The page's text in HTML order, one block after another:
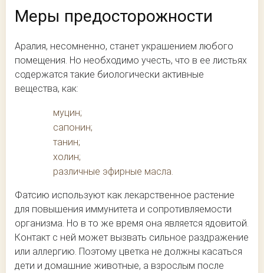
Меры предосторожности
Аралия, несомненно, станет украшением любого
помещения. Но необходимо учесть, что в ее листьях
содержатся такие биологически активные
вещества, как:
муцин;
сапонин;
танин;
холин;
различные эфирные масла.
Фатсию используют как лекарственное растение
для повышения иммунитета и сопротивляемости
организма. Но в то же время она является ядовитой.
Контакт с ней может вызвать сильное раздражение
или аллергию. Поэтому цветка не должны касаться
дети и домашние животные, а взрослым после